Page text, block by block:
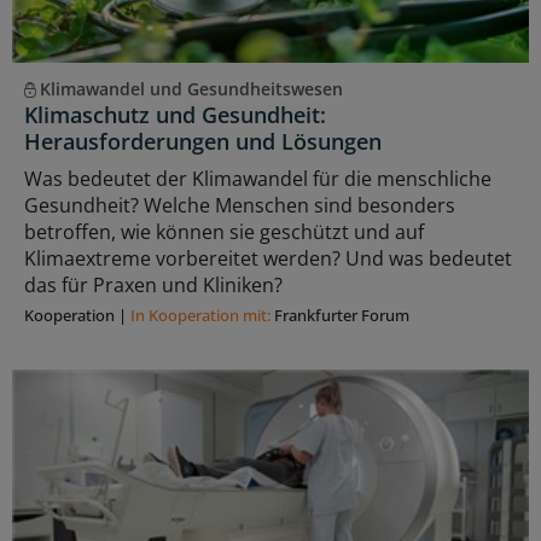
Klimawandel und Gesundheitswesen
Klimaschutz und Gesundheit:
Herausforderungen und Lösungen
Was bedeutet der Klimawandel für die menschliche
Gesundheit? Welche Menschen sind besonders
betroffen, wie können sie geschützt und auf
Klimaextreme vorbereitet werden? Und was bedeutet
das für Praxen und Kliniken?
Kooperation | In Kooperation mit: Frankfurter Forum